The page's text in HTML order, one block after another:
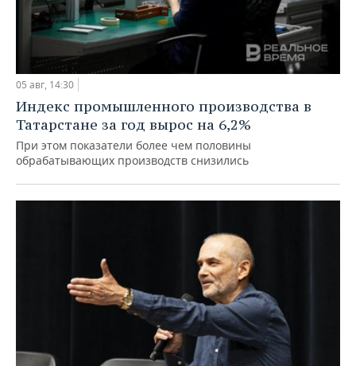
05 авг, 14:30
Индекс промышленного производства в
Татарстане за год вырос на 6,2%
При этом показатели более чем половины
обрабатывающих производств снизились